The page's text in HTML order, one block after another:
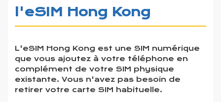
l'eSIM Hong Kong
L'eSIM Hong Kong est une SIM numérique
que vous ajoutez à votre téléphone en
complément de votre SIM physique
existante. Vous n'avez pas besoin de
retirer votre carte SIM habituelle.